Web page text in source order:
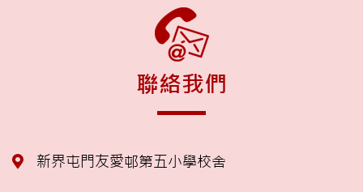
聯絡我們
新界屯門友愛邨第五小學校舍